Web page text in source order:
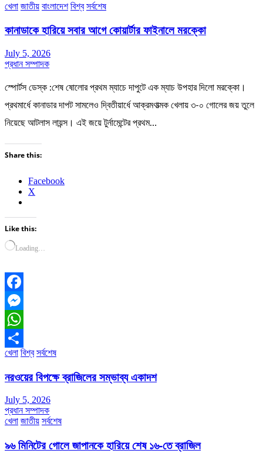
খেলা জাতীয় বাংলাদেশ বিশ্ব সর্বশেষ
কানাডাকে হারিয়ে সবার আগে কোয়ার্টার ফাইনালে মরক্কো
July 5, 2026
প্রধান সম্পাদক
স্পোর্টস ডেস্ক :শেষ ষোলোর প্রথম ম্যাচে দাপুটে এক ম্যাচ উপহার দিলো মরক্কো।
প্রথমার্ধে কানাডার দাপট সামলেও দ্বিতীয়ার্ধে আক্রমণাত্মক খেলায় ৩-০ গোলের জয় তুলে
নিয়েছে আটলাস লায়ন্স। এই জয়ে টুর্নামেন্টের প্রথম…
Share this:
Facebook
X
Like this:
Loading…
Facebook
Messenger
WhatsApp
Share
খেলা বিশ্ব সর্বশেষ
নরওয়ের বিপক্ষে ব্রাজিলের সম্ভাব্য একাদশ
July 5, 2026
প্রধান সম্পাদক
খেলা জাতীয় সর্বশেষ
৯৬ মিনিটের গোলে জাপানকে হারিয়ে শেষ ১৬-তে ব্রাজিল